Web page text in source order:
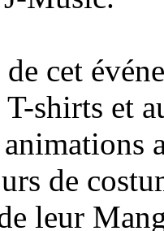
cet
shirts et
de
leur